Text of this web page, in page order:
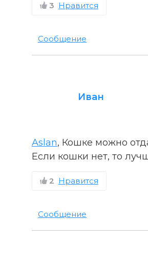
3 Нравится
Сообщение
Иван
Aslan, Кошке можно
Если кошки нет, то
2 Нравится
Сообщение